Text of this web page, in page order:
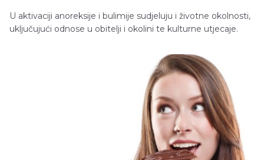
U aktivaciji anoreksije i bulimije sudjeluju i životne okolnosti,
uključujući odnose u obitelji i okolini te kulturne utjecaje.